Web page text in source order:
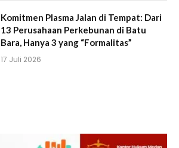
Komitmen Plasma Jalan di Tempat: Dari
13 Perusahaan Perkebunan di Batu
Bara, Hanya 3 yang “Formalitas”
17 Juli 2026